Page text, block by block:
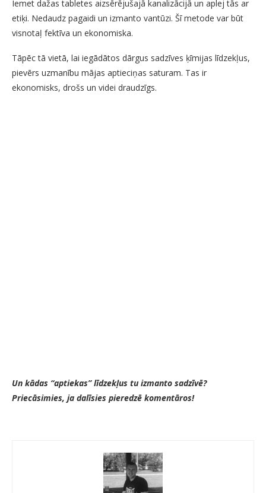
Iemet dažas tabletes aizsērējušajā kanalizācijā un aplej tās ar
etiķi. Nedaudz pagaidi un izmanto vantūzi. Šī metode var būt
visnotaļ fektīva un ekonomiska.
Tāpēc tā vietā, lai iegādātos dārgus sadzīves ķīmijas līdzekļus,
pievērs uzmanību mājas aptieciņas saturam. Tas ir
ekonomisks, drošs un videi draudzīgs.
Un kādas “aptiekas” līdzekļus tu izmanto sadzīvē?
Priecāsimies, ja dalīsies pieredzē komentāros!